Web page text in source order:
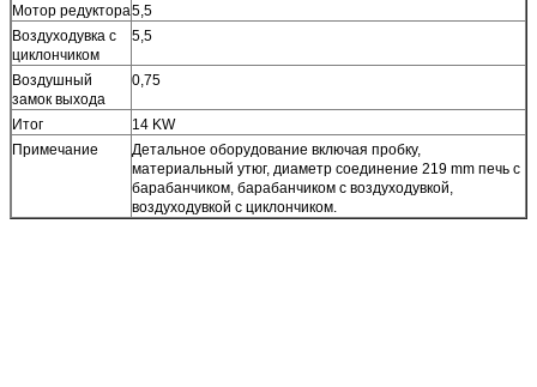
Мотор редуктора5,5
Воздуходувка с
циклончиком
5,5
Воздушный
замок выхода
0,75
Итог
14 KW
Примечание
Детальное оборудование включая пробку,
материальный утюг, диаметр соединение 219 mm печь с
барабанчиком, барабанчиком с воздуходувкой,
воздуходувкой с циклончиком.